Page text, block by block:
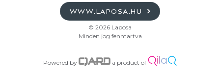
WWW.LAPOSA.HU
© 2026 Laposa
Minden jog fenntartva
Powered by a product of